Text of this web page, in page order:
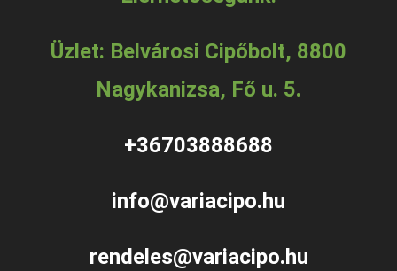
Üzlet: Belvárosi Cipőbolt, 8800
Nagykanizsa, Fő u. 5.
+36703888688
info@variacipo.hu
rendeles@variacipo.hu